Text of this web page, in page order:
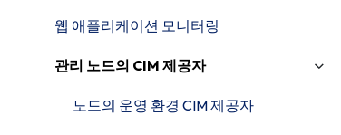
웹 애플리케이션 모니터링
관리 노드의 CIM 제공자
노드의 운영 환경 CIM 제공자